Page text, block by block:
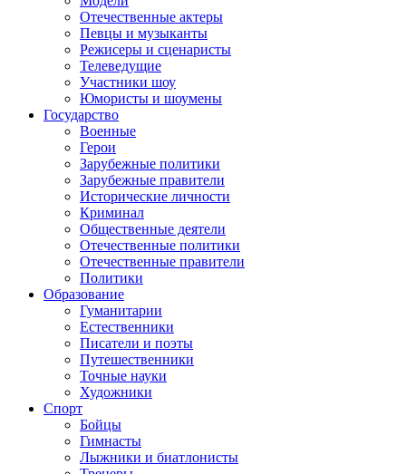
Отечественные актеры
Певцы и музыканты
Режисеры и сценаристы
Телеведущие
Участники шоу
Юмористы и шоумены
Государство
Военные
Герои
Зарубежные политики
Зарубежные правители
Исторические личности
Криминал
Общественные деятели
Отечественные политики
Отечественные правители
Политики
Образование
Гуманитарии
Естественники
Писатели и поэты
Путешественники
Точные науки
Художники
Спорт
Бойцы
Гимнасты
Лыжники и биатлонисты